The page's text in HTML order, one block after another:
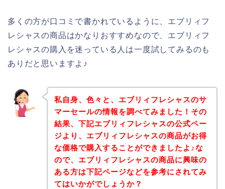
多くの方が口コミで書かれているように、エブリィフ
レシャスの商品はかなりおすすめなので、エブリィフ
レシャスの購入を迷っている人は一度試してみるのも
ありだと思いますよ♪
私自身、色々と、エブリィフレシャスのサ
マーセールの情報を調べてみました！その
結果、下記エブリィフレシャスの公式ペー
ジより、エブリィフレシャスの商品がお得
な価格で購入することができましたよ♪な
ので、エブリィフレシャスの商品に興味の
ある方は下記ページなどを参考にされてみ
てはいかがでしょうか？